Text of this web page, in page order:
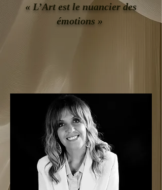
« L’Art est le nuancier des
émotions »​